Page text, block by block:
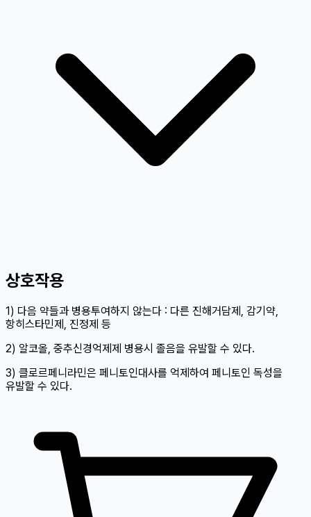
상호작용
1) 다음 약들과 병용투여하지 않는다 : 다른 진해거담제, 감기약,
항히스타민제, 진정제 등
2) 알코올, 중추신경억제제 병용시 졸음을 유발할 수 있다.
3) 클로르페니라민은 페니토인대사를 억제하여 페니토인 독성을
유발할 수 있다.